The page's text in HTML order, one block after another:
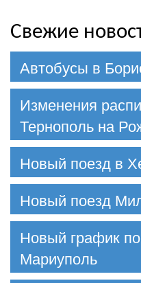
Свежие
Автобусы в
Изменения
Тернополь на
Новый поезд в
Новый поезд
Новый график
Мариуполь